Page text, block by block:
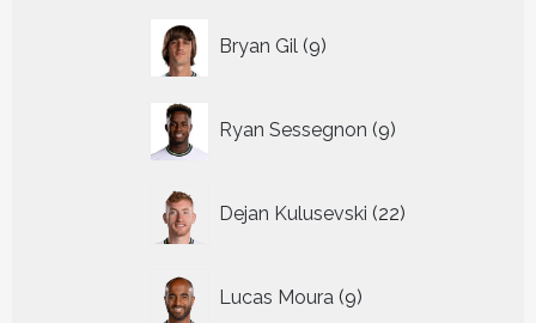
Bryan Gil 9
producten
Ryan Sessegnon 9
producten
Dejan Kulusevski 22
producten
Lucas Moura 9
producten